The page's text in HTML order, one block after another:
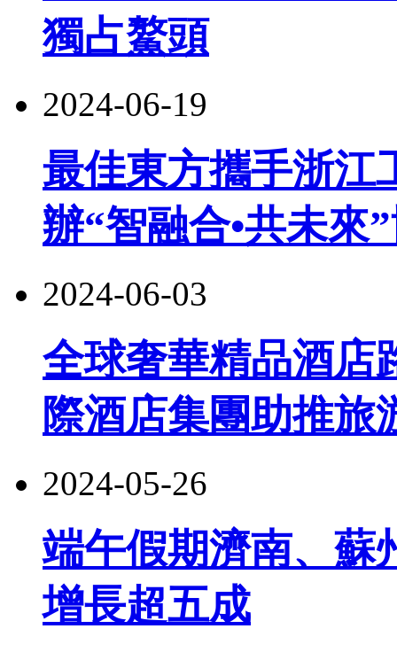
獨占鰲頭
2024-06-19
最佳東方攜手浙江
辦“智融合•共未來
2024-06-03
全球奢華精品酒店
際酒店集團助推旅
2024-05-26
端午假期濟南、蘇
增長超五成